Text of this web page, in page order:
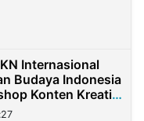
Internasional
Budaya Indonesia
Konten Kreatif